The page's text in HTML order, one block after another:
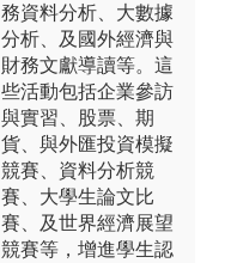
務資料分析、大數據
分析、及國外經濟與
財務文獻導讀等。這
些活動包括企業參訪
與實習、股票、期
貨、與外匯投資模擬
競賽、資料分析競
賽、大學生論文比
賽、及世界經濟展望
競賽等，增進學生認